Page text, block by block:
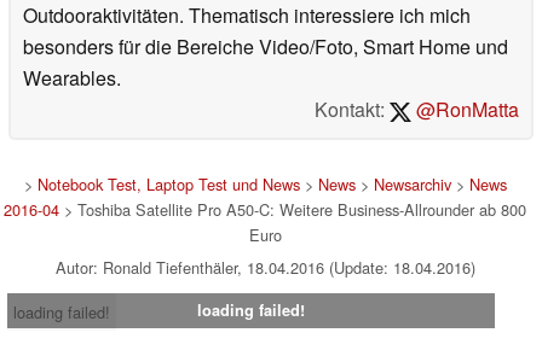
Outdooraktivitäten. Thematisch interessiere ich mich
besonders für die Bereiche Video/Foto, Smart Home und
Wearables.
Kontakt:
@RonMatta
> Notebook Test, Laptop Test und News> News> Newsarchiv> News
2016-04 > Toshiba Satellite Pro A50-C: Weitere Business-Allrounder ab 800
Euro
Autor: Ronald Tiefenthäler, 18.04.2016 (Update: 18.04.2016)
loading failed!
loading failed!